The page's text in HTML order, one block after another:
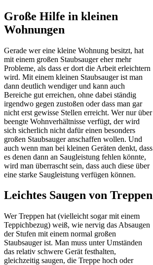
Große Hilfe in kleinen
Wohnungen
Gerade wer eine kleine Wohnung besitzt, hat
mit einem großen Staubsauger eher mehr
Probleme, als dass er dort die Arbeit erleichtern
wird. Mit einem kleinen Staubsauger ist man
dann deutlich wendiger und kann auch
Bereiche gut erreichen, ohne dabei ständig
irgendwo gegen zustoßen oder dass man gar
nicht erst gewisse Stellen erreicht. Wer nur über
beengte Wohnverhältnisse verfügt, der wird
sich sicherlich nicht dafür einen besonders
großen Staubsauger anschaffen wollen. Und
auch wenn man bei kleinen Geräten denkt, dass
es denen dann an Saugleistung fehlen könnte,
wird man überrascht sein, dass auch diese über
eine starke Saugleistung verfügen können.
Leichtes Saugen von Treppen
Wer Treppen hat (vielleicht sogar mit einem
Teppichbezug) weiß, wie nervig das Absaugen
der Stufen mit einem normal großen
Staubsauger ist. Man muss unter Umständen
das relativ schwere Gerät festhalten,
gleichzeitig saugen, die Treppe hoch oder